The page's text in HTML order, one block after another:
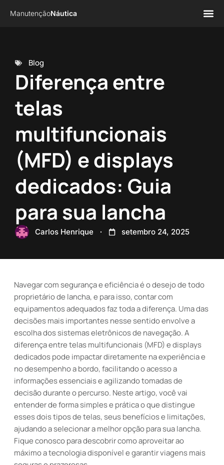
ManutençãoNáutica
Blog
Diferença entre
telas
multifuncionais
(MFD) e displays
dedicados: Guia
para sua lancha
Carlos Henrique setembro 24, 2025
Navegar com segurança e eficiência é o desejo de todo
proprietário de lancha, e para isso, contar com
equipamentos adequados faz toda a diferença. Uma das
decisões mais importantes nesse sentido envolve a
escolha dos sistemas eletrônicos de navegação. A
diferença entre telas multifuncionais (MFD) e displays
dedicados pode impactar diretamente na experiência e
no desempenho a bordo, facilitando o acesso a
informações essenciais e agilizando tomadas de
decisão durante o percurso. Neste artigo, você vai
entender de forma simples e prática o que distingue
esses dois tipos de telas, seus benefícios e limitações,
ajudando a selecionar a melhor opção para sua lancha.
Fique conosco para descobrir como aproveitar ao
máximo a tecnologia disponível e garantir viagens mais